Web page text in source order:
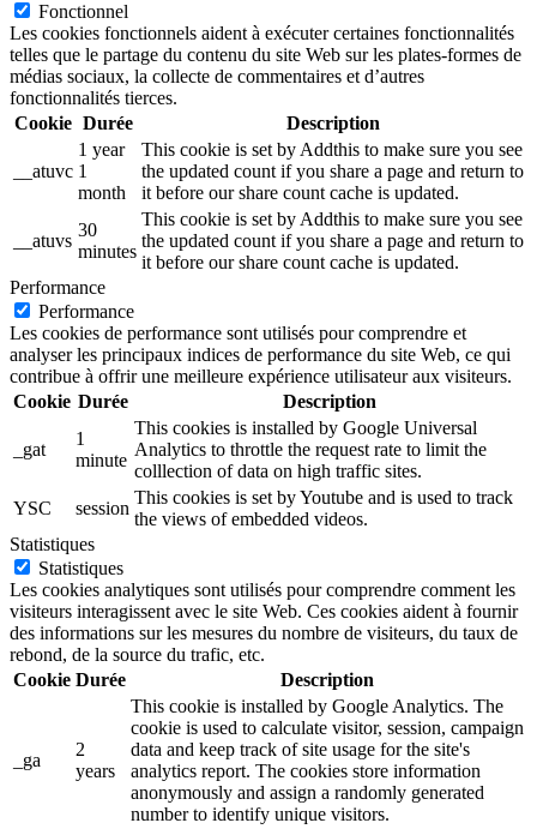
Fonctionnel
Les cookies fonctionnels aident à exécuter certaines fonctionnalités
telles que le partage du contenu du site Web sur les plates-formes de
médias sociaux, la collecte de commentaires et d’autres
fonctionnalités tierces.
Cookie Durée Description
__atuvc
1 year
1
month
This cookie is set by Addthis to make sure you see
the updated count if you share a page and return to
it before our share count cache is updated.
__atuvs
30
minutes
This cookie is set by Addthis to make sure you see
the updated count if you share a page and return to
it before our share count cache is updated.
Performance
Performance
Les cookies de performance sont utilisés pour comprendre et
analyser les principaux indices de performance du site Web, ce qui
contribue à offrir une meilleure expérience utilisateur aux visiteurs.
Cookie Durée Description
_gat
1
minute
This cookies is installed by Google Universal
Analytics to throttle the request rate to limit the
colllection of data on high traffic sites.
YSC
session
This cookies is set by Youtube and is used to track
the views of embedded videos.
Statistiques
Statistiques
Les cookies analytiques sont utilisés pour comprendre comment les
visiteurs interagissent avec le site Web. Ces cookies aident à fournir
des informations sur les mesures du nombre de visiteurs, du taux de
rebond, de la source du trafic, etc.
Cookie Durée Description
_ga
2
years
This cookie is installed by Google Analytics. The
cookie is used to calculate visitor, session, campaign
data and keep track of site usage for the site's
analytics report. The cookies store information
anonymously and assign a randomly generated
number to identify unique visitors.